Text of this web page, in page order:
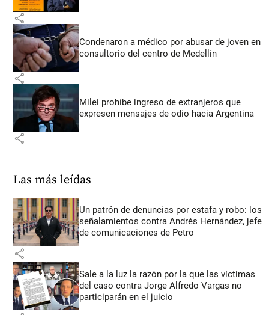
share
Condenaron a médico por abusar de joven en
consultorio del centro de Medellín
share
Milei prohíbe ingreso de extranjeros que
expresen mensajes de odio hacia Argentina
share
Las más leídas
Un patrón de denuncias por estafa y robo: los
señalamientos contra Andrés Hernández, jefe
de comunicaciones de Petro
share
Sale a la luz la razón por la que las víctimas
del caso contra Jorge Alfredo Vargas no
participarán en el juicio